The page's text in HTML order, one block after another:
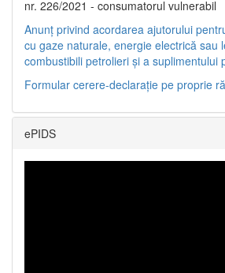
nr. 226/2021 - consumatorul vulnerabil
Anunț privind acordarea ajutorului
cu gaze naturale, energie electrică sau
combustibili petrolieri și a suplimentului
Formular cerere-declarație pe proprie
ePIDS